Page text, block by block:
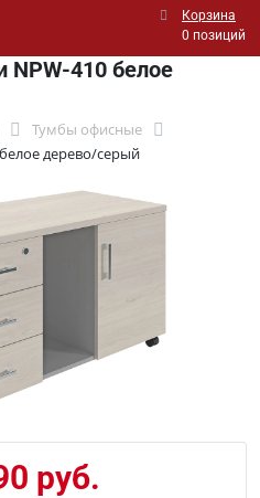
Корзина
0 позиций
NPW-410 белое
Тумбы офисные
дерево/серый
руб.